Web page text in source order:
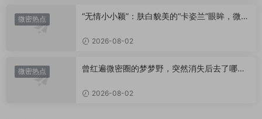
微密热点
“无情小小颖”：肤白貌美的“卡姿兰”眼眸，微密
2026-08-02
微密热点
曾红遍微密圈的梦梦野，突然消失后去了哪
2026-08-02